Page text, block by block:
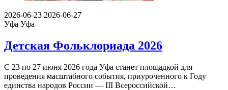
2026-06-23 2026-06-27
Уфа Уфа
Детская Фольклориада 2026
С 23 по 27 июня 2026 года Уфа станет площадкой для
проведения масштабного события, приуроченного к Году
единства народов России — III Всероссийской…